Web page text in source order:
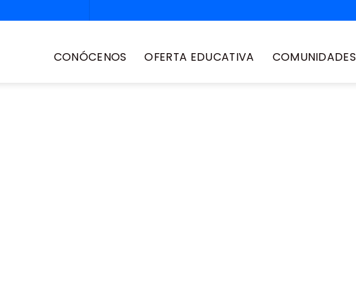
CONÓCENOS OFERTA EDUCATIVA COMUNIDADES